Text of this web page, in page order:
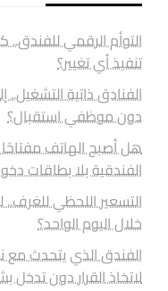
التوأم الرقمي
تنفيذ أي تغيير؟
الفنادق ذاتية
دون موظفي استقبال؟
هل أصبح الهاتف
الفندقية بلا بطاقات
التسعير اللحظي للغرف..
خلال اليوم الواحد؟
الفندق الذي يتحدث مع
لاتخاذ القرار دون تدخل